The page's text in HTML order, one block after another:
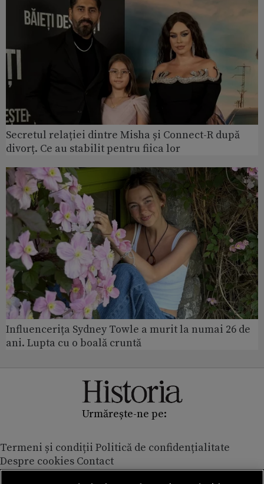
Secretul relației dintre Misha și Connect-R după
divorț. Ce au stabilit pentru fiica lor
Influencerița Sydney Towle a murit la numai 26 de
ani. Lupta cu o boală cruntă
Urmărește-ne pe:
Termeni și condiții Politică de confidențialitate
Despre cookies Contact
Modifică preferințe pentru confidențialitate